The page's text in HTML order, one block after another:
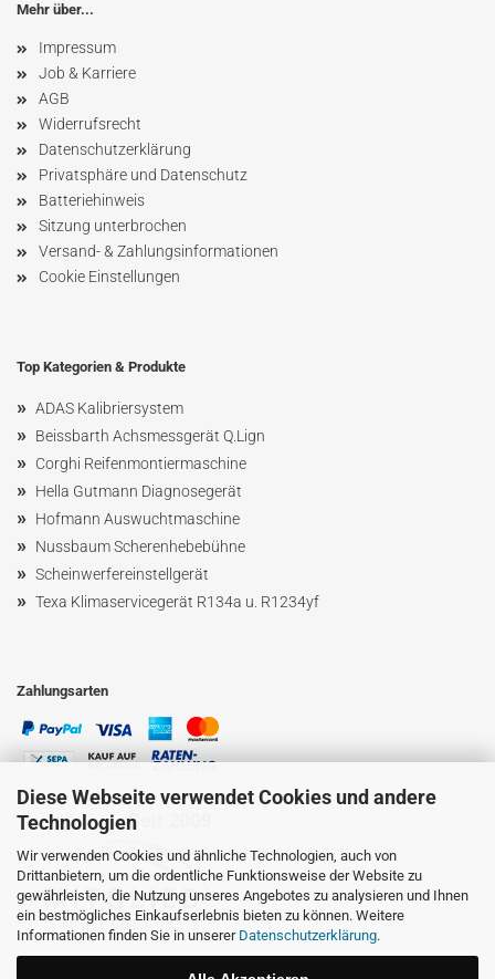
Diese Webseite verwendet Cookies und andere
Technologien
Wir verwenden Cookies und ähnliche Technologien, auch von
Drittanbietern, um die ordentliche Funktionsweise der Website zu
gewährleisten, die Nutzung unseres Angebotes zu analysieren und Ihnen
ein bestmögliches Einkaufserlebnis bieten zu können. Weitere
Informationen finden Sie in unserer Datenschutzerklärung.
Mehr über...
Impressum
Job & Karriere
AGB
Widerrufsrecht
Datenschutzerklärung
Privatsphäre und Datenschutz
Batteriehinweis
Sitzung unterbrochen
Versand- & Zahlungsinformationen
Cookie Einstellungen
Top Kategorien & Produkte
» ADAS Kalibriersystem
» Beissbarth Achsmessgerät Q.Lign
» Corghi Reifenmontiermaschine
» Hella Gutmann Diagnosegerät
» Hofmann Auswuchtmaschine
» NussbaumScherenhebebühne
» Scheinwerfereinstellgerät
» Texa Klimaservicegerät R134a u. R1234yf
Zahlungsarten